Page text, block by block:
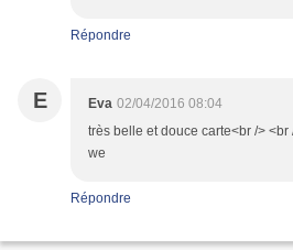
Répondre
E Eva 02/04/2016 08:04
très belle et douce carte<br />
we
Répondre